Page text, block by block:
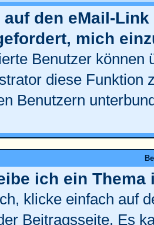
auf den eMail-
mich
Benutzer können
diese Funktion
Benutzern
ich ein Thema
klicke einfach auf
Beitragsseite. Es